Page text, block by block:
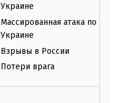
Украине
Массированная атака по
Украине
Взрывы в России
Потери врага